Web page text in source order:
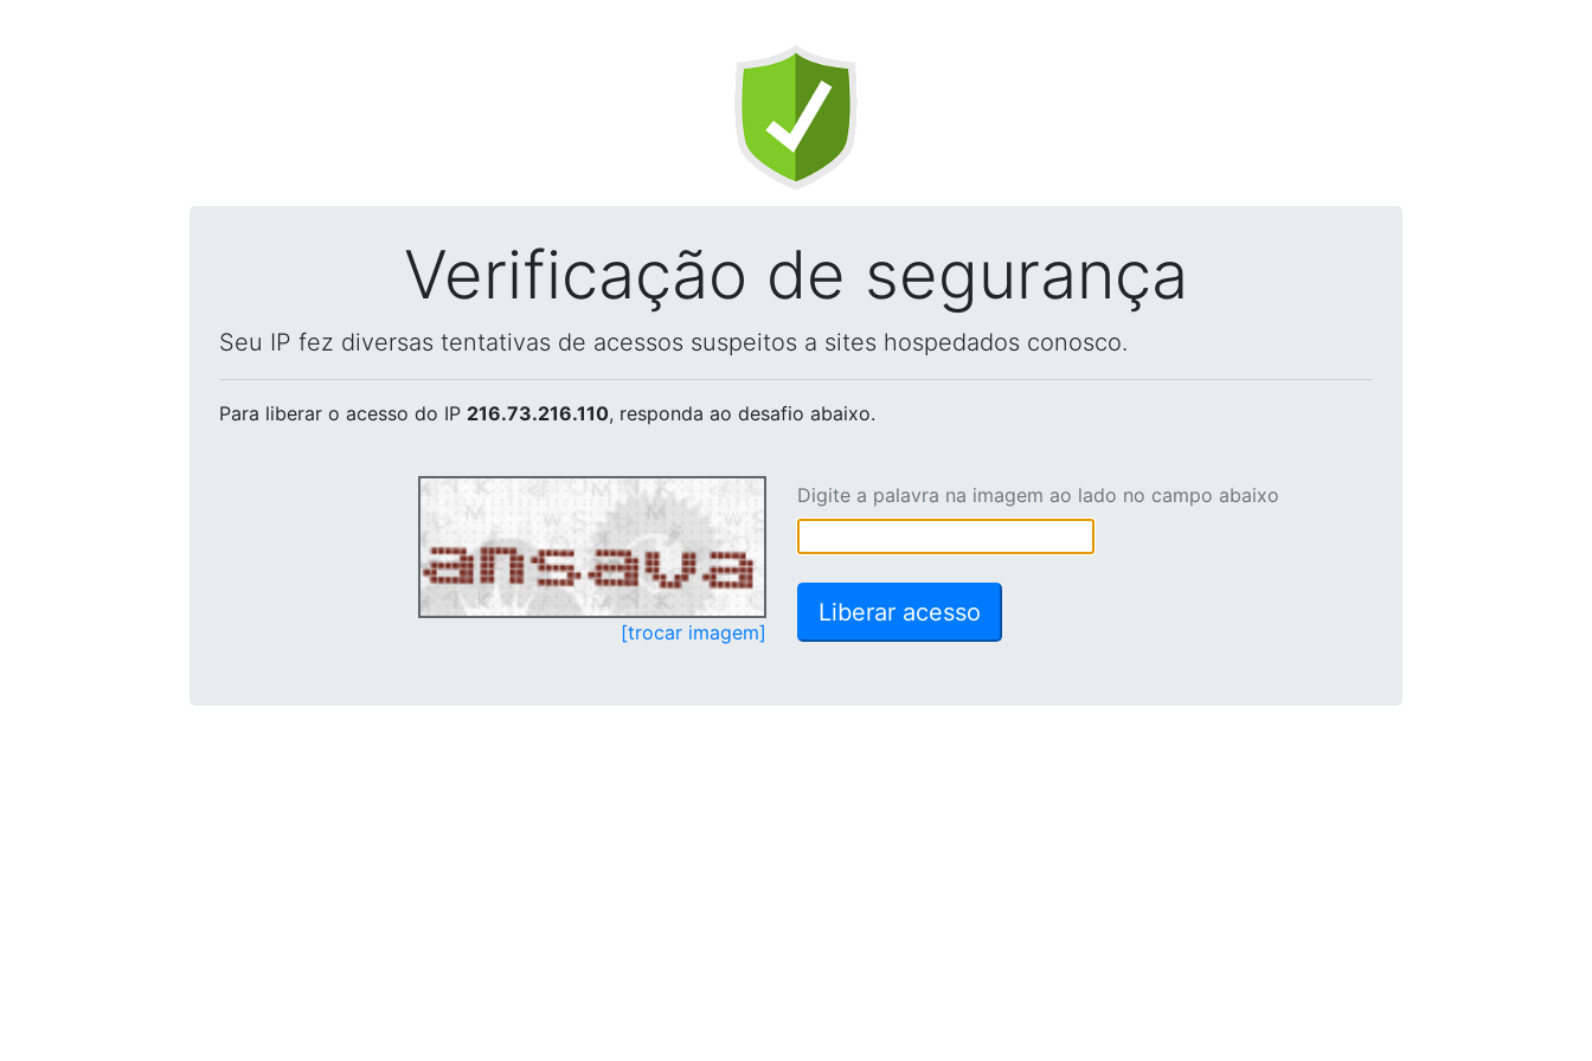
Verificação de segurança
Seu IP fez diversas tentativas de acessos suspeitos a sites hospedados conosco.
Para liberar o acesso do IP 216.73.216.110, responda ao desafio abaixo.
[trocar imagem]
Digite a palavra na imagem ao lado no campo abaixo